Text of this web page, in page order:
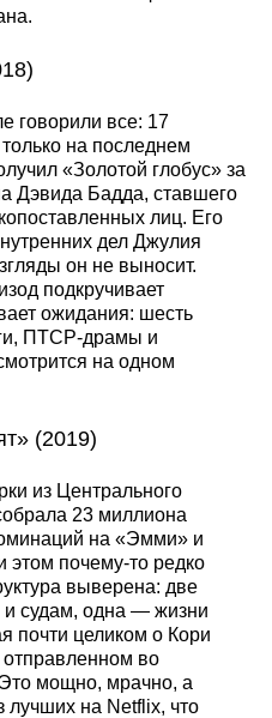
говорили все: 17
на последнем
«Золотой глобус» за
Дэвида Бадда, ставшего
лиц. Его
дел Джулия
он не выносит.
подкручивает
ожидания: шесть
ПТСР-драмы и
на одном
(2019)
из Центрального
23 миллиона
на «Эмми» и
этом почему-то редко
выверена: две
судам, одна — жизни
почти целиком о Кори
во
мощно, мрачно, а
на Netflix, что